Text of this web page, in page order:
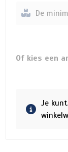
De
Of kies een
Je